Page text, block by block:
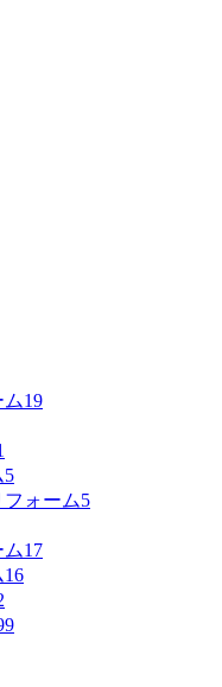
19
5
ォーム5
17
16